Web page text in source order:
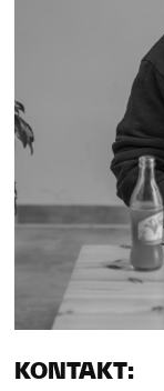
KONTAKT: